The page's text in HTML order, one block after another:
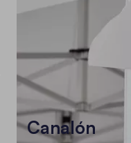
Canalón